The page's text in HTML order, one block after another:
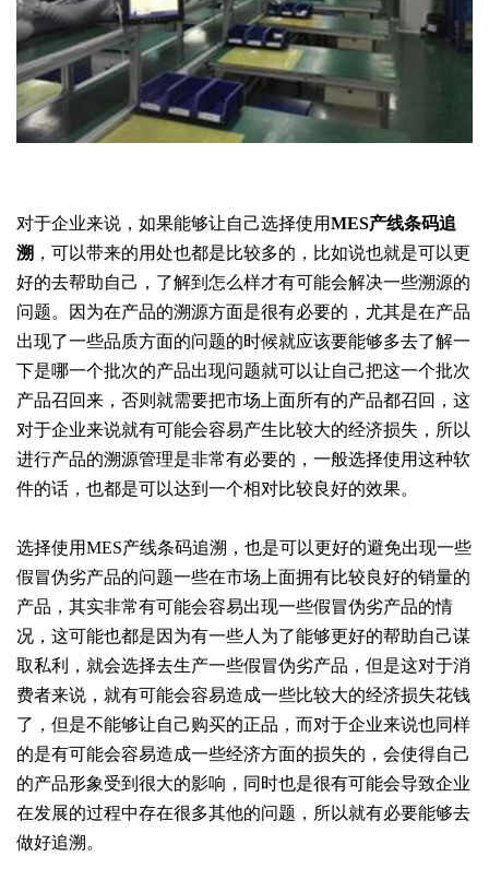
对于企业来说，如果能够让自己选择使用MES产线条码追
溯 ，可以带来的用处也都是比较多的，比如说也就是可以更
好的去帮助自己，了解到怎么样才有可能会解决一些溯源的
问题。因为在产品的溯源方面是很有必要的，尤其是在产品
出现了一些品质方面的问题的时候就应该要能够多去了解一
下是哪一个批次的产品出现问题就可以让自己把这一个批次
产品召回来，否则就需要把市场上面所有的产品都召回，这
对于企业来说就有可能会容易产生比较大的经济损失，所以
进行产品的溯源管理是非常有必要的，一般选择使用这种软
件的话，也都是可以达到一个相对比较良好的效果。
选择使用MES产线条码追溯，也是可以更好的避免出现一些
假冒伪劣产品的问题一些在市场上面拥有比较良好的销量的
产品，其实非常有可能会容易出现一些假冒伪劣产品的情
况，这可能也都是因为有一些人为了能够更好的帮助自己谋
取私利，就会选择去生产一些假冒伪劣产品，但是这对于消
费者来说，就有可能会容易造成一些比较大的经济损失花钱
了，但是不能够让自己购买的正品，而对于企业来说也同样
的是有可能会容易造成一些经济方面的损失的，会使得自己
的产品形象受到很大的影响，同时也是很有可能会导致企业
在发展的过程中存在很多其他的问题，所以就有必要能够去
做好追溯。